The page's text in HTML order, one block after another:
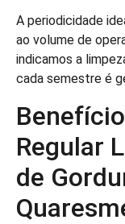
A periodicidade
ao volume de
indicamos a
cada semestre é
Regular
de